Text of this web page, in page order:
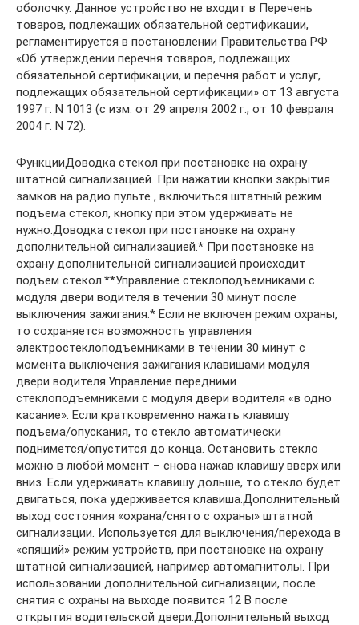
оболочку. Данное устройство не входит в Перечень
товаров, подлежащих обязательной сертификации,
регламентируется в постановлении Правительства РФ
«Об утверждении перечня товаров, подлежащих
обязательной сертификации, и перечня работ и услуг,
подлежащих обязательной сертификации» от 13 августа
1997 г. N 1013 (с изм. от 29 апреля 2002 г., от 10 февраля
2004 г. N 72).
ФункцииДоводка стекол при постановке на охрану
штатной сигнализацией. При нажатии кнопки закрытия
замков на радио пульте , включиться штатный режим
подъема стекол, кнопку при этом удерживать не
нужно.Доводка стекол при постановке на охрану
дополнительной сигнализацией.* При постановке на
охрану дополнительной сигнализацией происходит
подъем стекол.**Управление стеклоподъемниками с
модуля двери водителя в течении 30 минут после
выключения зажигания.* Если не включен режим охраны,
то сохраняется возможность управления
электростеклоподъемниками в течении 30 минут с
момента выключения зажигания клавишами модуля
двери водителя.Управление передними
стеклоподъемниками с модуля двери водителя «в одно
касание». Если кратковременно нажать клавишу
подъема/опускания, то стекло автоматически
поднимется/опустится до конца. Остановить стекло
можно в любой момент – снова нажав клавишу вверх или
вниз. Если удерживать клавишу дольше, то стекло будет
двигаться, пока удерживается клавиша.Дополнительный
выход состояния «охрана/снято с охраны» штатной
сигнализации. Используется для выключения/перехода в
«спящий» режим устройств, при постановке на охрану
штатной сигнализацией, например автомагнитолы. При
использовании дополнительной сигнализации, после
снятия с охраны на выходе появится 12 В после
открытия водительской двери.Дополнительный выход